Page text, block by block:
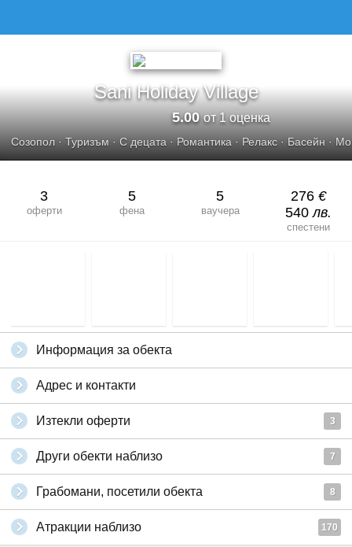
Sani Holiday Village
5.00от 1 оценка
Созопол· Туризъм · С децата · Романтика · Релакс · Басейн ·
3
оферти
5
фена
5
ваучера
276 €
540лв.
спестени
Информация за обекта
Адрес и контакти
Изтекли оферти 3
Други обекти наблизо 7
Грабомани, посетили обекта 8
Атракции наблизо 170